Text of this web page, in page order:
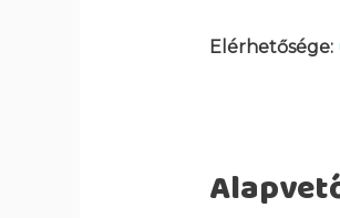
Elérhetősége: